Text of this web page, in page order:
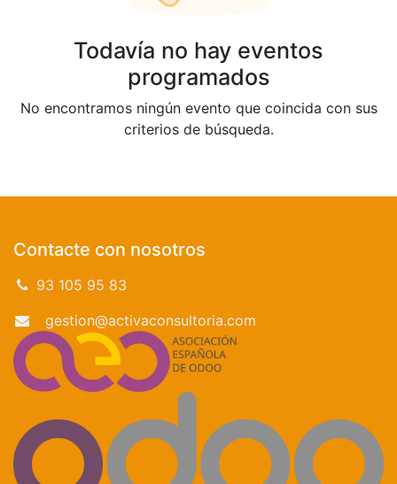
Todavía no hay eventos
programados
No encontramos ningún evento que coincida con sus
criterios de búsqueda.
Contacte con nosotros
93 105 95 83
gestion@activaconsultoria.com